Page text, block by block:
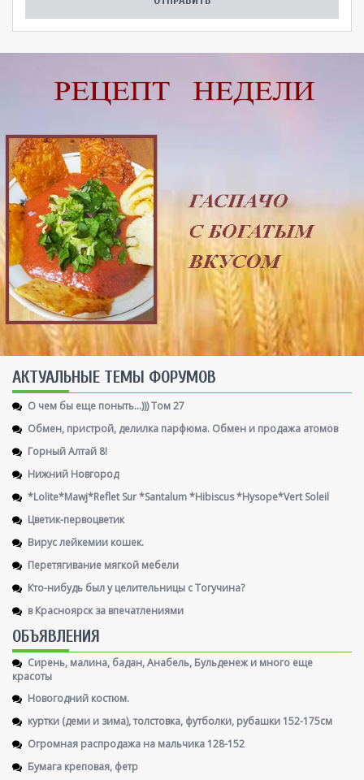
AКТУАЛЬНЫЕ ТЕМЫ ФОРУМОВ
О чем бы еще поныть...))) Том 27
Обмен, пристрой, делилка парфюма. Обмен и продажа атомов
Горный Алтай 8!
Нижний Новгород
*Lolite*Mawj*Reflet Sur *Santalum *Hibiscus *Hysope*Vert Soleil
Цветик-первоцветик
Вирус лейкемии кошек.
Перетягивание мягкой мебели
Кто-нибудь был у целительницы с Тогучина?
в Красноярск за впечатлениями
ОБЪЯВЛЕНИЯ
Сирень, малина, бадан, Анабель, Бульденеж и много еще
красоты
Новогодний костюм.
куртки (деми и зима), толстовка, футболки, рубашки 152-175см
Огромная распродажа на мальчика 128-152
Бумага креповая, фетр